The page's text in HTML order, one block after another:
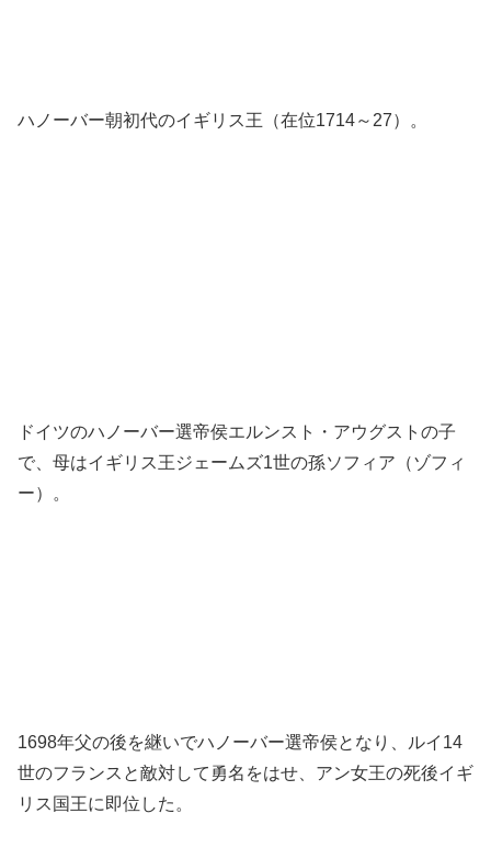
ハノーバー朝初代のイギリス王（在位1714～27）。
ドイツのハノーバー選帝侯エルンスト・アウグストの子
で、母はイギリス王ジェームズ1世の孫ソフィア（ゾフィ
ー）。
1698年父の後を継いでハノーバー選帝侯となり、ルイ14
世のフランスと敵対して勇名をはせ、アン女王の死後イギ
リス国王に即位した。